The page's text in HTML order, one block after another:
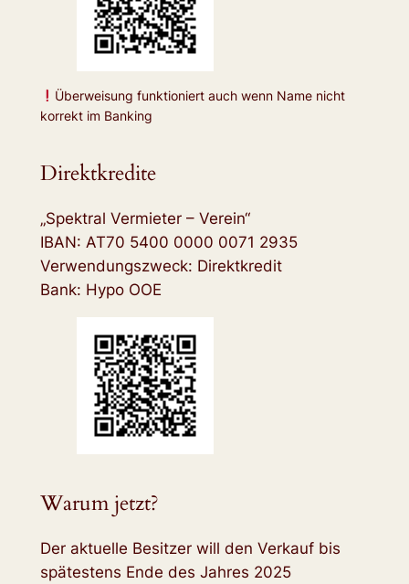
Überweisung funktioniert auch wenn Name nicht
korrekt im Banking
Direktkredite
„Spektral Vermieter – Verein“
IBAN: AT70 5400 0000 0071 2935
Verwendungszweck: Direktkredit
Bank: Hypo OOE
Warum jetzt?
Der aktuelle Besitzer will den Verkauf bis
spätestens Ende des Jahres 2025